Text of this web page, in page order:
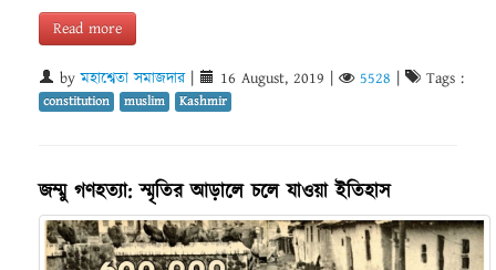
Read more
byমহাশ্বেতা সমাজদার| 16 August, 2019 | 5528 | Tags :
constitution muslim Kashmir
জম্মু গণহত্যা: স্মৃতির আড়ালে চলে যাওয়া ইতিহাস